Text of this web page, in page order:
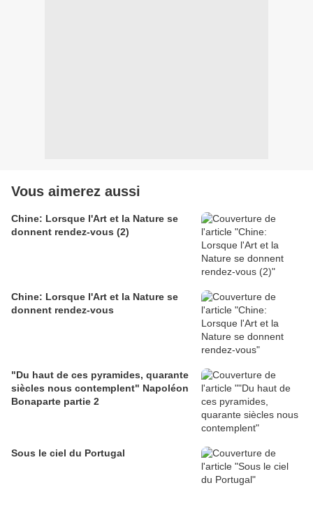
Vous aimerez aussi
Chine: Lorsque l'Art et la Nature se
donnent rendez-vous (2)
Chine: Lorsque l'Art et la Nature se
donnent rendez-vous
"Du haut de ces pyramides, quarante
siècles nous contemplent" Napoléon
Bonaparte partie 2
Sous le ciel du Portugal